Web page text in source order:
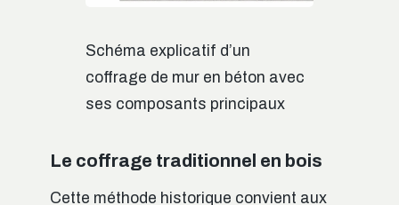
Schéma explicatif d’un
coffrage de mur en béton avec
ses composants principaux
Le coffrage traditionnel en bois
Cette méthode historique convient aux